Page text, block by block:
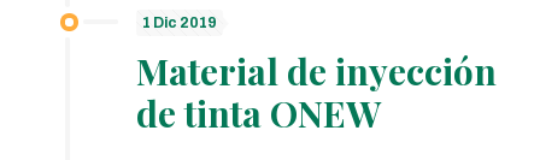
1 Dic 2019
Material de inyección
de tinta ONEW